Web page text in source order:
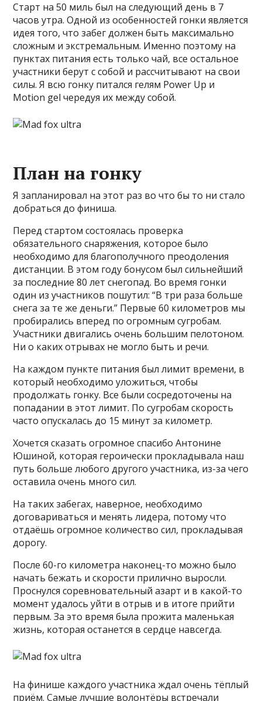
Старт на 50 миль был на следующий день в 7
часов утра. Одной из особенностей гонки является
идея того, что забег должен быть максимально
сложным и экстремальным. Именно поэтому на
пунктах питания есть только чай, все остальное
участники берут с собой и рассчитывают на свои
силы. Я всю гонку питался гелям Power Up и
Motion gel чередуя их между собой.
План на гонку
Я запланировал на этот раз во что бы то ни стало
добраться до финиша.
Перед стартом состоялась проверка
обязательного снаряжения, которое было
необходимо для благополучного преодоления
дистанции. В этом году бонусом был сильнейший
за последние 80 лет снегопад. Во время гонки
один из участников пошутил: “В три раза больше
снега за те же деньги.” Первые 60 километров мы
пробирались вперед по огромным сугробам.
Участники двигались очень большим пелотоном.
Ни о каких отрывах не могло быть и речи.
На каждом пункте питания был лимит времени, в
который необходимо уложиться, чтобы
продолжать гонку. Все были сосредоточены на
попадании в этот лимит. По сугробам скорость
часто опускалась до 15 минут за километр.
Хочется сказать огромное спасибо Антонине
Юшиной, которая героически прокладывала наш
путь больше любого другого участника, из-за чего
оставила очень много сил.
На таких забегах, наверное, необходимо
договариваться и менять лидера, потому что
отдаёшь огромное количество сил, прокладывая
дорогу.
После 60-го километра наконец-то можно было
начать бежать и скорости прилично выросли.
Проснулся соревновательный азарт и в какой-то
момент удалось уйти в отрыв и в итоге прийти
первым. За это время была прожита маленькая
жизнь, которая останется в сердце навсегда.
На финише каждого участника ждал очень тёплый
приём. Самые лучшие волонтёры встречали